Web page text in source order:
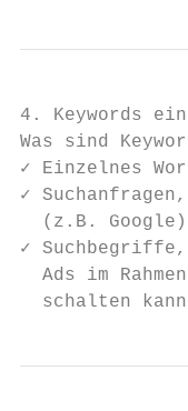
4. Keywords
Was sind
✓ Einzelnes
✓
  (z.B. Google)
✓
Ads im
  schalten kann